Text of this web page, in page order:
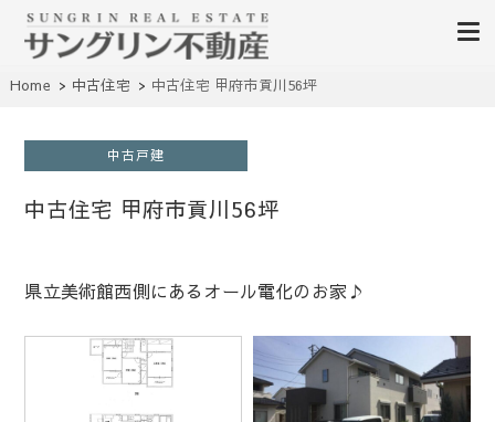
山梨サングリン不動産｜山梨
不動産情報 土地 中古住宅 分
譲地 査定
山梨不動産｜不動産売買、賃貸、無料査定｜山梨県甲府市を中心に昭和町・甲
斐市・笛吹市・南アルプス市、中央市など山梨県の不動産、土地、分譲地、建
Home 中古住宅 中古住宅 甲府市貢川56坪
中古戸建
中古住宅 甲府市貢川56坪
県立美術館西側にあるオール電化のお家♪